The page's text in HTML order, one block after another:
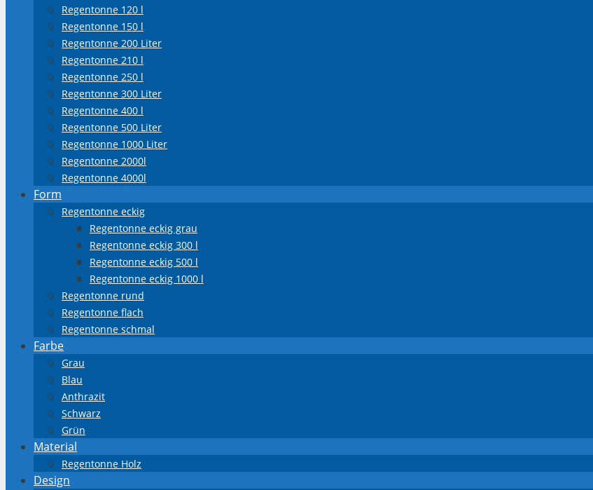
Regentonne 120 l
Regentonne 150 l
Regentonne 200 Liter
Regentonne 210 l
Regentonne 250 l
Regentonne 300 Liter
Regentonne 400 l
Regentonne 500 Liter
Regentonne 1000 Liter
Regentonne 2000l
Regentonne 4000l
Form
Regentonne eckig
Regentonne eckig grau
Regentonne eckig 300 l
Regentonne eckig 500 l
Regentonne eckig 1000 l
Regentonne rund
Regentonne flach
Regentonne schmal
Farbe
Grau
Blau
Anthrazit
Schwarz
Grün
Material
Regentonne Holz
Design